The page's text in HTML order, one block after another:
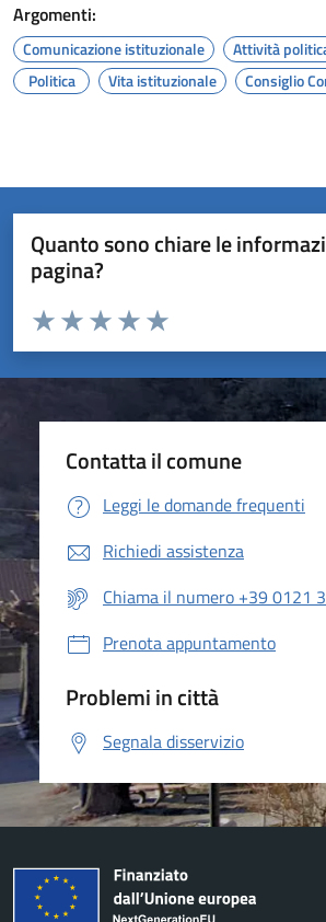
Argomenti:
Comunicazione istituzionale
Attività
Politica
Vita istituzionale Consiglio
Quanto sono chiare le
pagina?
Valuta da 1 a 5 stelle la pagina
Valuta 5 stelle su 5
Valuta 4 stelle su 5
Valuta 3 stelle su 5
Valuta 2 stelle su 5
Valuta 1 stelle su 5
Contatta il comune
Leggi le domande frequenti
Richiedi assistenza
Chiama il numero +39 0121
Prenota appuntamento
Problemi in città
Segnala disservizio